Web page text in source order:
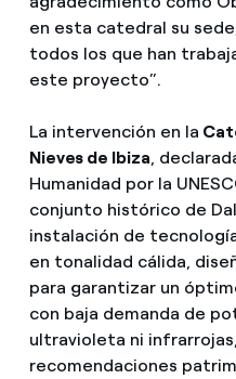
en esta catedral su
todos los que han
este proyecto”.
La intervención en la
Nieves de Ibiza ,
Humanidad por la
conjunto histórico de
instalación de
en tonalidad cálida,
para garantizar un
con baja demanda de
ultravioleta ni
recomendaciones